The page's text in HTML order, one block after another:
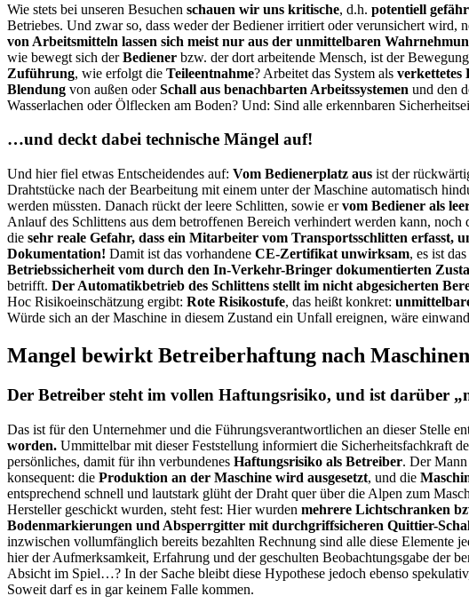
Wie stets bei unseren Besuchenschauen wir uns kritische, d.h.potentiell
Betriebes. Und zwar so, dass weder der Bediener irritiert oder verunsichert
von Arbeitsmitteln lassen sich meist nur aus der unmittelbaren
wie bewegt sich derBediener bzw. der dort arbeitende Mensch, ist der
Zuführung, wie erfolgt dieTeileentnahme? Arbeitet das System alsverkettetes
Blendung von außen oderSchall aus benachbarten Arbeitssystemen und den
Wasserlachen oder Ölflecken am Boden? Und: Sind alle erkennbaren
…und deckt dabei technische Mängel auf!
Und hier fiel etwas Entscheidendes auf:Vom Bedienerplatz aus ist der
Drahtstücke nach der Bearbeitung mit einem unter der Maschine automatisch
werden müssten. Danach rückt der leere Schlitten, sowie ervom Bediener als
Anlauf des Schlittens aus dem betroffenen Bereich verhindert werden kann,
diesehr reale Gefahr, dass ein Mitarbeiter vom Transportsschlitten erfasst,
Dokumentation! Damit ist das vorhandeneCE-Zertifikat unwirksam, es ist
Betriebssicherheit vom durch den In-Verkehr-Bringer dokumentierten
betrifft.Der Automatikbetrieb des Schlittens stellt im nicht abgesicherten
Hoc Risikoeinschätzung ergibt:Rote Risikostufe, das heißt konkret:
Würde sich an der Maschine in diesem Zustand ein Unfall ereignen, wäre
Mangel bewirkt Betreiberhaftung nach
Der Betreiber steht im vollen Haftungsrisiko, und ist darüber
Das ist für den Unternehmer und die Führungsverantwortlichen an dieser Stelle
worden. Ummittelbar mit dieser Feststellung informiert die Sicherheitsfachkraft
persönliches, damit für ihn verbundenesHaftungsrisiko als Betreiber. Der
konsequent: dieProduktion an der Maschine wird ausgesetzt, und die
entsprechend schnell und lautstark glüht der Draht quer über die Alpen zum
Hersteller geschickt wurden, steht fest: Hier wurdenmehrere Lichtschranken
Bodenmarkierungen und Absperrgitter mit durchgriffsicheren Quittier-
inzwischen vollumfänglich bereits bezahlten Rechnung sind alle diese
hier der Aufmerksamkeit, Erfahrung und der geschulten Beobachtungsgabe der
Absicht im Spiel…? In der Sache bleibt diese Hypothese jedoch ebenso
Soweit darf es in gar keinem Falle kommen.